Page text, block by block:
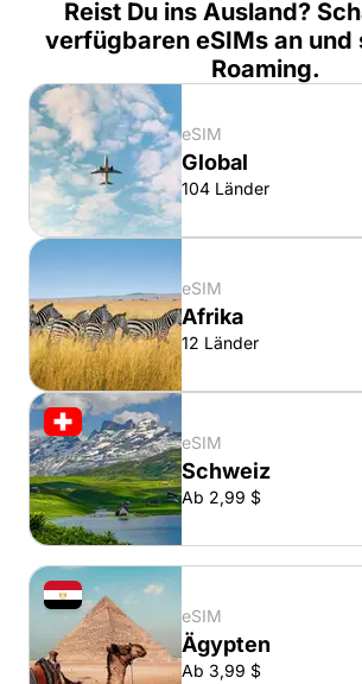
Reist Du ins Ausland?
verfügbaren eSIMs an und
Roaming.
eSIM
Global
104 Länder
eSIM
Afrika
12 Länder
eSIM
Schweiz
Ab 2,99 $
eSIM
Ägypten
Ab 3,99 $